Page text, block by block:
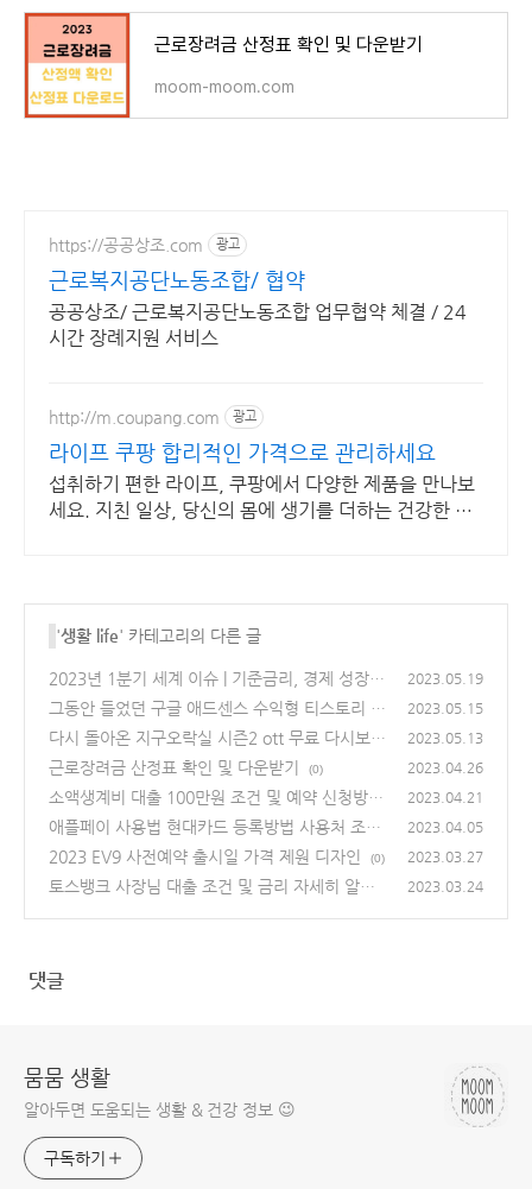
근로장려금 산정표 확인 및 다운받기
moom-moom.com
https://공공상조.com 광고
근로복지공단노동조합/ 협약
공공상조/ 근로복지공단노동조합 업무협약 체결 / 24
시간 장례지원 서비스
http://m.coupang.com 광고
라이프 쿠팡 합리적인 가격으로 관리하세요
섭취하기 편한 라이프, 쿠팡에서 다양한 제품을 만나보
세요. 지친 일상, 당신의 몸에 생기를 더하는 건강한 선
'생활 life' 카테고리의 다른 글
2023년 1분기 세계 이슈 | 기준금리, 경제 성장률
전망치, 대규모 구조조정 등
(0)
2023.05.19
그동안 들었던 구글 애드센스 수익형 티스토리 블
로그 강의 BEST3
(0)
2023.05.15
다시 돌아온 지구오락실 시즌2 ott 무료 다시보기
및 재방송
(0)
2023.05.13
근로장려금 산정표 확인 및 다운받기 (0) 2023.04.26
소액생계비 대출 100만원 조건 및 예약 신청방법
(0)
2023.04.21
애플페이 사용법 현대카드 등록방법 사용처 조회
(0)
2023.04.05
2023 EV9 사전예약 출시일 가격 제원 디자인 (0) 2023.03.27
토스뱅크 사장님 대출 조건 및 금리 자세히 알아
2023.03.24
댓글
뭄뭄 생활
알아두면 도움되는 생활 & 건강 정보 😉
구독하기